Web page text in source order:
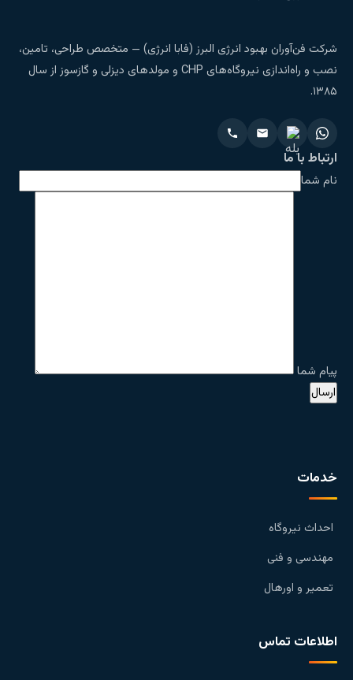
شرکت فن‌آوران بهبود انرژی البرز (فابا انرژی) — متخصص طراحی، تامین،
نصب و راه‌اندازی نیروگاه‌های CHP و مولدهای دیزلی و گازسوز از سال
۱۳۸۵.
ارتباط با ما
نام شما
پیام شما
خدمات
احداث نیروگاه
مهندسی و فنی
تعمیر و اورهال
اطلاعات تماس